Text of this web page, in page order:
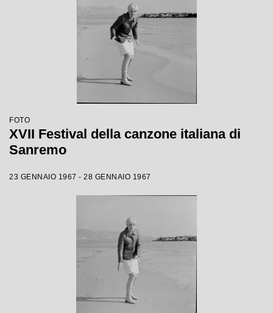
FOTO
XVII Festival della canzone italiana di
Sanremo
23 GENNAIO 1967 - 28 GENNAIO 1967